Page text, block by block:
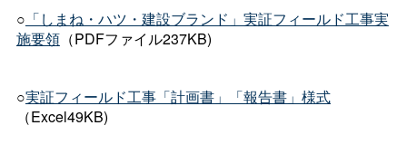
○ 「しまね・ハツ・建設ブランド」実証フィールド工事実
施要領（PDFファイル237KB)
○実証フィールド工事「計画書」「報告書」様式
（Excel49KB)